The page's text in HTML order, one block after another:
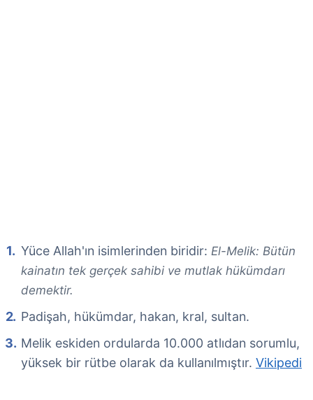
Yüce Allah'ın isimlerinden biridir: El-Melik: Bütün
kainatın tek gerçek sahibi ve mutlak hükümdarı
demektir.
Padişah, hükümdar, hakan, kral, sultan.
Melik eskiden ordularda 10.000 atlıdan sorumlu,
yüksek bir rütbe olarak da kullanılmıştır. Vikipedi